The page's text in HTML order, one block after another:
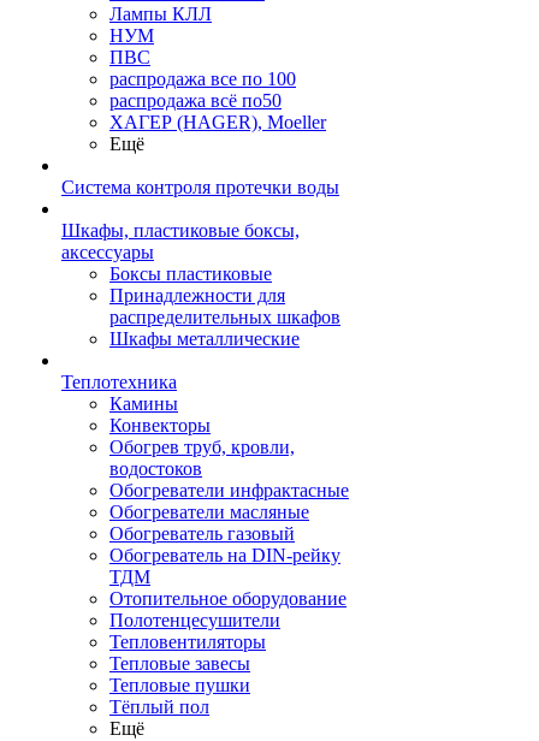
Лампы КЛЛ
НУМ
ПВС
распродажа все по 100
распродажа всё по50
ХАГЕР (HAGER), Moeller
Ещё
Система контроля протечки воды
Шкафы, пластиковые боксы,
аксессуары
Боксы пластиковые
Принадлежности для
распределительных шкафов
Шкафы металлические
Теплотехника
Камины
Конвекторы
Обогрев труб, кровли,
водостоков
Обогреватели инфрактасные
Обогреватели масляные
Обогреватель газовый
Обогреватель на DIN-рейку
ТДМ
Отопительное оборудование
Полотенцесушители
Тепловентиляторы
Тепловые завесы
Тепловые пушки
Тёплый пол
Ещё